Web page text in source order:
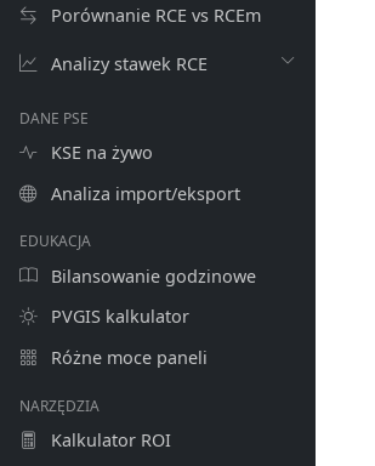
Porównanie RCE vs RCEm
Analizy stawek RCE
DANE PSE
KSE na żywo
Analiza import/eksport
EDUKACJA
Bilansowanie godzinowe
PVGIS kalkulator
Różne moce paneli
NARZĘDZIA
Kalkulator ROI